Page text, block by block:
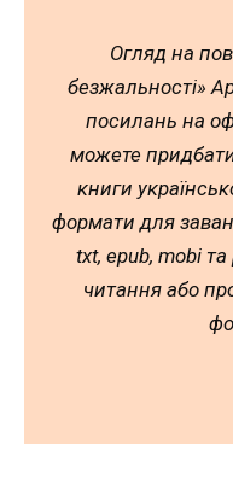
Огляд на
безжальності»
посилань на
можете
книги
формати для
txt, epub, mobi та
читання або